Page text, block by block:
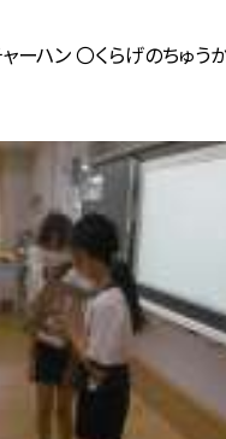
ーハン 〇くらげのちゅう